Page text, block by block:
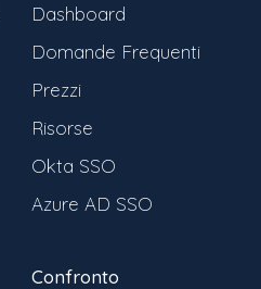
Dashboard
Domande Frequenti
Prezzi
Risorse
Okta SSO
Azure AD SSO
Confronto